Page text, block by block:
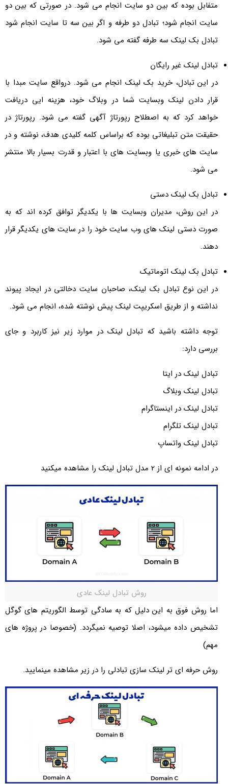
متفابل بوده که بین دو سایت انجام می شود. در صورتی که بین دو
سایت انجام شود؛ تبادل دو طرفه و اگر بین سه تا سایت انجام شود
تبادل بک لینک سه طرفه گفته می شود.
تبادل لینک غیر رایگان
در این تبادل، خرید بک لینک انجام می شود. درواقع سایت مبدا با
قرار دادن لینک وبسایت شما در وبلاگ خود، هزینه ایی دریافت
خواهد کرد که به اصطلاح رپورتاژ آگهی گفته می شود. رپورتاژ در
حقیقت متن تبلیغاتی بوده که براساس کلمه کلیدی هدف، نوشته و در
سایت های خبری یا وبسایت های با اعتبار و قدرت بسیار بالا منتشر
می شود.
تبادل بک لینک دستی
در این روش، مدیران وبسایت ها با یکدیگر توافق کرده اند که به
صورت دستی لینک های وب سایت خود را در سایت های یکدیگر قرار
دهند.
تبادل بک لینک اتوماتیک
در این نوع تبادل بک لینک، صاحبان سایت دخالتی در ایجاد پیوند
نداشته و از طریق اسکریپت لینک پیش نوشته شده، انجام می شود.
توجه داشته باشید که تبادل لینک در موارد زیر نیز کاربرد و جای
بررسی دارد:
تبادل لینک در ایتا
تبادل لینک وبلاگ
تبادل لینک در اینستاگرام
تبادل لینک تلگرام
تبادل لینک واتساپ
در ادامه نمونه ای از 2 مدل تبادل لینک را مشاهده میکنید
روش تبادل لینک عادی
اما روش فوق به این دلیل که به سادگی توسط الگوریتم های گوگل
تشخیص داده میشود، اصلا توصیه نمیگردد. (خصوصا در پروژه های
مهم)
روش حرفه ای تر لینک سازی تبادلی را در زیر مشاهده مینمایید.